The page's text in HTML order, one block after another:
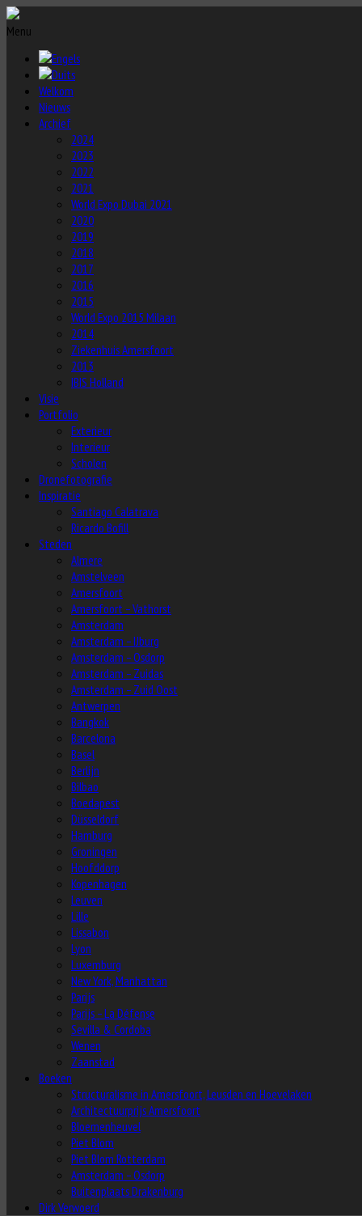
Menu
Welkom
Nieuws
Archief
2024
2023
2022
2021
World Expo Dubai 2021
2020
2019
2018
2017
2016
2015
World Expo 2015 Milaan
2014
Ziekenhuis Amersfoort
2013
IBIS Holland
Visie
Portfolio
Exterieur
Interieur
Scholen
Dronefotografie
Inspiratie
Santiago Calatrava
Ricardo Bofill
Steden
Almere
Amstelveen
Amersfoort
Amersfoort – Vathorst
Amsterdam
Amsterdam – IJburg
Amsterdam – Osdorp
Amsterdam – Zuidas
Amsterdam – Zuid Oost
Antwerpen
Bangkok
Barcelona
Basel
Berlijn
Bilbao
Boedapest
Düsseldorf
Hamburg
Groningen
Hoofddorp
Kopenhagen
Leuven
Lille
Lissabon
Lyon
Luxemburg
New York, Manhattan
Parijs
Parijs – La Défense
Sevilla & Cordoba
Wenen
Zaanstad
Boeken
Structuralisme in Amersfoort, Leusden en Hoevelaken
Architectuurprijs Amersfoort
Bloemenheuvel
Piet Blom
Piet Blom Rotterdam
Amsterdam – Osdorp
Buitenplaats Drakenburg
Dirk Verwoerd